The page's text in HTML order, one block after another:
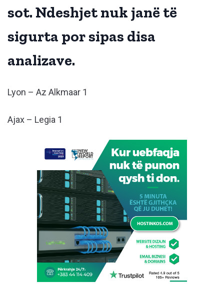
sot. Ndeshjet nuk janë të
sigurta por sipas disa
analizave.
Lyon – Az Alkmaar 1
Ajax – Legia 1